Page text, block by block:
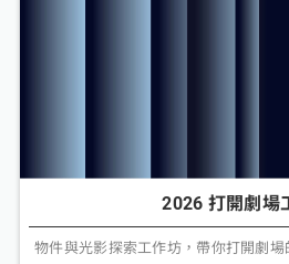
2026 打開劇場
物件與光影探索工作坊，帶你打開劇場